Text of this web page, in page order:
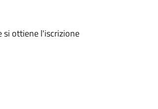
ottiene l'iscrizione